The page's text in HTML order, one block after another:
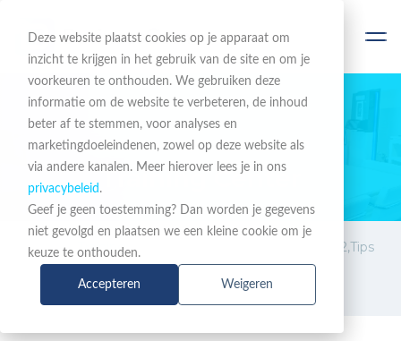
Deze website plaatst cookies op je apparaat om
inzicht te krijgen in het gebruik van de site en om je
voorkeuren te onthouden. We gebruiken deze
informatie om de website te verbeteren, de inhoud
beter af te stemmen, voor analyses en
marketingdoeleindenen, zowel op deze website als
via andere kanalen. Meer hierover lees je in ons
privacybeleid .
Geef je geen toestemming? Dan worden je gegevens
niet gevolgd en plaatsen we een kleine cookie om je
keuze te onthouden.
Accepteren Weigeren
EEN COMPLEET PORTFOLIO
Training Center
Training
Webinar Cybersecurity: NIS2,Tips
en Best Practices voor de
cyberbescherming